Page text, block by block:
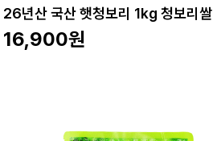
26년산 국산 햇청보리 1kg 청보리쌀
16,900원